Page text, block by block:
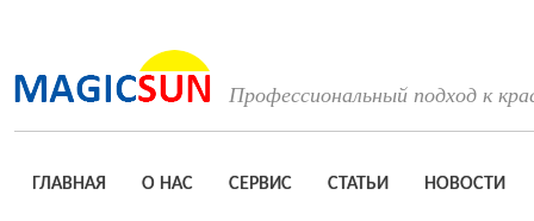
Профессиональный подход к
ГЛАВНАЯ О НАС СЕРВИС СТАТЬИ НОВОСТИ